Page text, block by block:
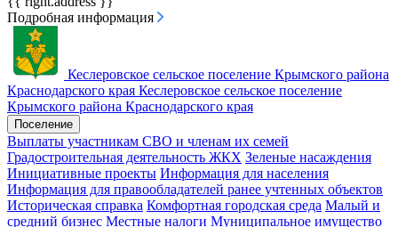
Подробная информация
Кеслеровское сельское поселение Крымского района
Краснодарского края Кеслеровское сельское поселение
Крымского района Краснодарского края
Поселение
Выплаты участникам СВО и членам их семей
Градостроительная деятельность ЖКХ Зеленые насаждения
Инициативные проекты Информация для населения
Информация для правообладателей ранее учтенных объектов
Историческая справка Комфортная городская среда Малый и
средний бизнес Местные налоги Муниципальное имущество